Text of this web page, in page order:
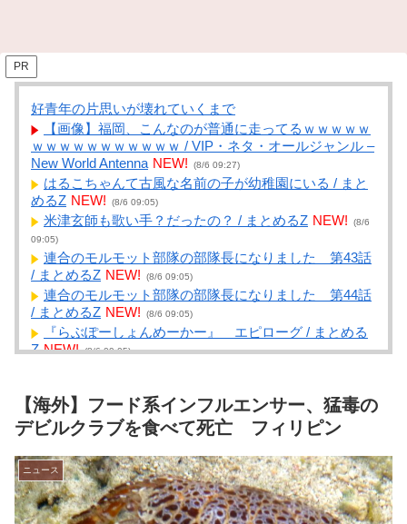
PR
好青年の片思いが壊れていくまで
【画像】福岡、こんなのが普通に走ってるｗｗｗｗｗ
ｗｗｗｗｗｗｗｗｗｗｗ / VIP・ネタ・オールジャンル –
New World Antenna NEW! (8/6 09:27)
はるこちゃんて古風な名前の子が幼稚園にいる / まと
めるZ NEW! (8/6 09:05)
米津玄師も歌い手？だったの？ / まとめるZ NEW!
(8/6
09:05)
連合のモルモット部隊の部隊長になりました 第43話
/ まとめるZ NEW! (8/6 09:05)
連合のモルモット部隊の部隊長になりました 第44話
/ まとめるZ NEW! (8/6 09:05)
『らぶぽーしょんめーかー』 エピローグ / まとめる
Z NEW! (8/6 09:05)
【悲報】片山さつき財務大臣の防災服がヤバすぎると
話題に / NEWまとめサイトアンテナ！
NEW! (8/6 09:00)
まとめサイトアンテナ！ NEW! (8/6 09:00)
【私はあなたの味方】交際歴ゼロの同級生宅に唐揚げ
や文庫本を20回以上届けた24歳女を逮捕 / NEWまとめサ
イトアンテナ！ NEW! (8/6 09:00)
【海外】フード系インフルエンサー、猛毒の
デビルクラブを食べて死亡 フィリピン
ニュース